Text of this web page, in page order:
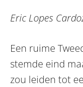
Eric Lopes
Een ruime
stemde eind
zou leiden tot